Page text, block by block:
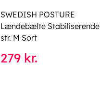
SWEDISH POSTURE
Lændebælte Stabiliserende
str. M Sort
279 kr.